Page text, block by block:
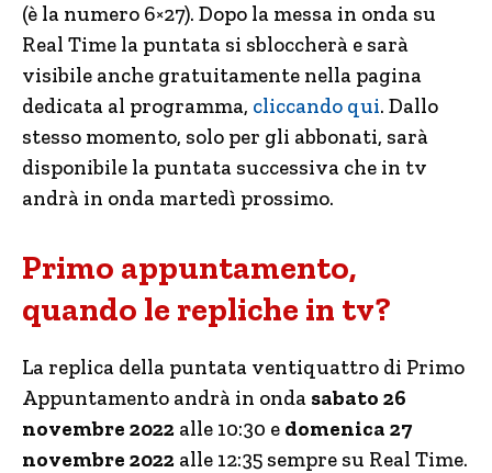
(è la numero 6×27). Dopo la messa in onda su
Real Time la puntata si sbloccherà e sarà
visibile anche gratuitamente nella pagina
dedicata al programma, cliccando qui. Dallo
stesso momento, solo per gli abbonati, sarà
disponibile la puntata successiva che in tv
andrà in onda martedì prossimo.
Primo appuntamento,
quando le repliche in tv?
La replica della puntata ventiquattro di Primo
Appuntamento andrà in onda sabato 26
novembre 2022 alle 10:30 e domenica 27
novembre 2022 alle 12:35 sempre su Real Time.